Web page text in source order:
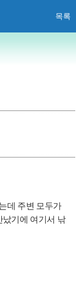
목록
데 주변 모두가
났기에 여기서 낚